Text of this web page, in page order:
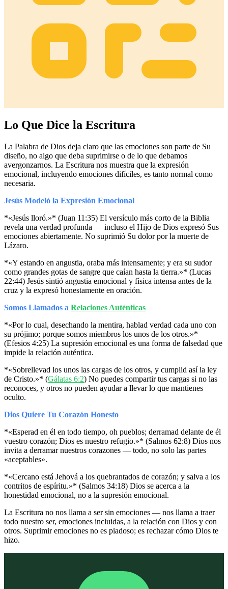
Lo Que Dice la Escritura
La Palabra de Dios deja claro que las emociones son parte de Su
diseño, no algo que deba suprimirse o de lo que debamos
avergonzarnos. La Escritura nos muestra que la expresión
emocional, incluyendo emociones difíciles, es tanto normal como
necesaria.
Jesús Modeló la Expresión Emocional
*«Jesús lloró.»* (Juan 11:35) El versículo más corto de la Biblia
revela una verdad profunda — incluso el Hijo de Dios expresó Sus
emociones abiertamente. No suprimió Su dolor por la muerte de
Lázaro.
*«Y estando en angustia, oraba más intensamente; y era su sudor
como grandes gotas de sangre que caían hasta la tierra.»* (Lucas
22:44) Jesús sintió angustia emocional y física intensa antes de la
cruz y la expresó honestamente en oración.
Somos Llamados a Relaciones Auténticas
*«Por lo cual, desechando la mentira, hablad verdad cada uno con
su prójimo; porque somos miembros los unos de los otros.»*
(Efesios 4:25) La supresión emocional es una forma de falsedad que
impide la relación auténtica.
*«Sobrellevad los unos las cargas de los otros, y cumplid así la ley
de Cristo.»* (Gálatas 6:2) No puedes compartir tus cargas si no las
reconoces, y otros no pueden ayudar a llevar lo que mantienes
oculto.
Dios Quiere Tu Corazón Honesto
*«Esperad en él en todo tiempo, oh pueblos; derramad delante de él
vuestro corazón; Dios es nuestro refugio.»* (Salmos 62:8) Dios nos
invita a derramar nuestros corazones — todo, no solo las partes
«aceptables».
*«Cercano está Jehová a los quebrantados de corazón; y salva a los
contritos de espíritu.»* (Salmos 34:18) Dios se acerca a la
honestidad emocional, no a la supresión emocional.
La Escritura no nos llama a ser sin emociones — nos llama a traer
todo nuestro ser, emociones incluidas, a la relación con Dios y con
otros. Suprimir emociones no es piadoso; es rechazar cómo Dios te
hizo.